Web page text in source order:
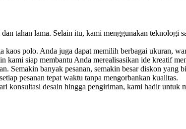
tahan lama. Selain itu, kami menggunakan teknologi
polo. Anda juga dapat memilih berbagai ukuran,
kami siap membantu Anda merealisasikan ide kreatif
Semakin banyak pesanan, semakin besar diskon yang
pesanan tepat waktu tanpa mengorbankan kualitas.
konsultasi desain hingga pengiriman, kami hadir untuk